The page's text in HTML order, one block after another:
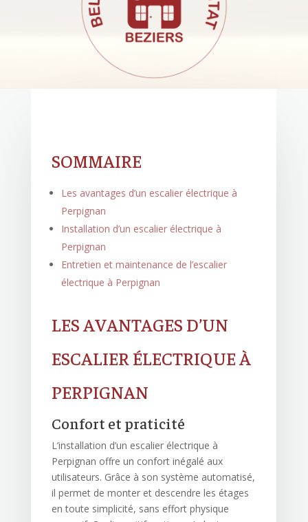
SOMMAIRE
Les avantages d’un escalier électrique à
Perpignan
Installation d’un escalier électrique à
Perpignan
Entretien et maintenance de l’escalier
électrique à Perpignan
LES AVANTAGES D’UN
ESCALIER ÉLECTRIQUE À
PERPIGNAN
Confort et praticité
L’installation d’un escalier électrique à
Perpignan offre un confort inégalé aux
utilisateurs. Grâce à son système automatisé,
il permet de monter et descendre les étages
en toute simplicité, sans effort physique